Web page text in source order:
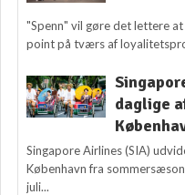
"Spenn" vil gøre det lettere
point på tværs af
daglige
Singapore Airlines (SIA)
København fra
juli...